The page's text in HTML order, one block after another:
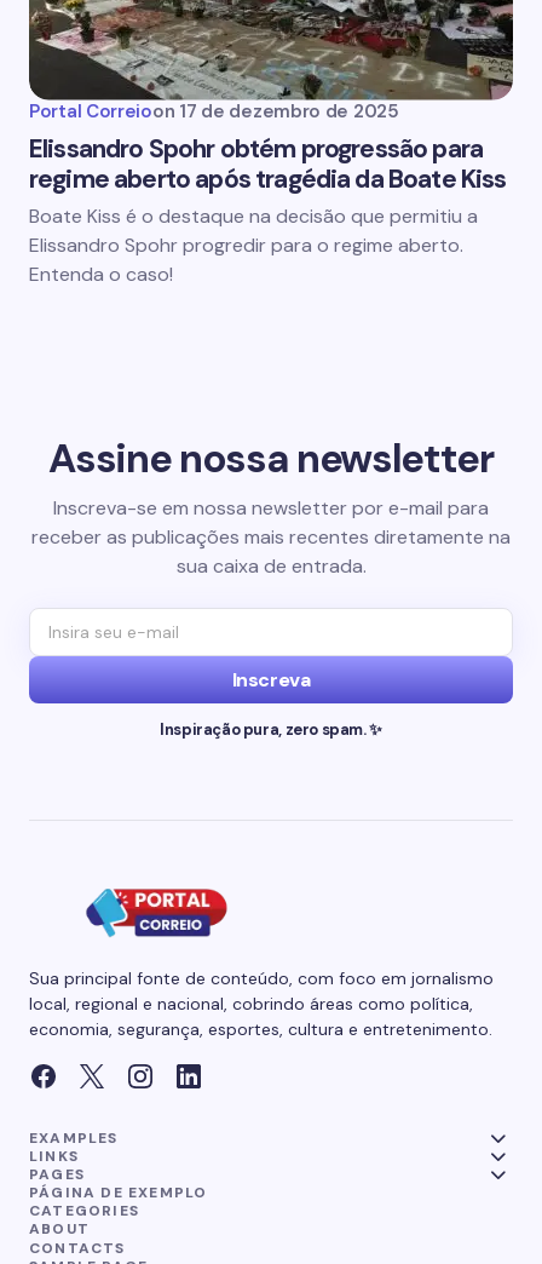
Portal Correioon 17 de dezembro de 2025
Elissandro Spohr obtém progressão para
regime aberto após tragédia da Boate Kiss
Boate Kiss é o destaque na decisão que permitiu a
Elissandro Spohr progredir para o regime aberto.
Entenda o caso!
Assine nossa newsletter
Inscreva-se em nossa newsletter por e-mail para
receber as publicações mais recentes diretamente na
sua caixa de entrada.
Inscreva
Inspiração pura, zero spam. ✨
Sua principal fonte de conteúdo, com foco em jornalismo
local, regional e nacional, cobrindo áreas como política,
economia, segurança, esportes, cultura e entretenimento.
EXAMPLES
LINKS
PAGES
PÁGINA DE EXEMPLO
CATEGORIES
ABOUT
CONTACTS